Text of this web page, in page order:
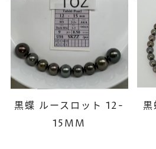
黒蝶 ルースロット 12-
15MM